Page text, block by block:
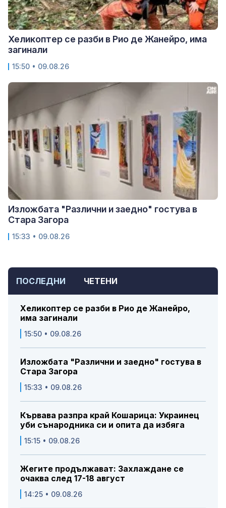
ПОСЛЕДНИ ЧЕТЕНИ
Хеликоптер се разби в Рио де Жанейро,
има загинали
15:50 • 09.08.26
Изложбата "Различни и заедно" гостува в
Стара Загора
15:33 • 09.08.26
Кървава разпра край Кошарица: Украинец
уби сънародника си и опита да избяга
15:15 • 09.08.26
Жегите продължават: Захлаждане се
очаква след 17-18 август
14:25 • 09.08.26
Хеликоптер се разби в Рио де Жанейро, има
загинали
15:50 • 09.08.26
Изложбата "Различни и заедно" гостува в
Стара Загора
15:33 • 09.08.26